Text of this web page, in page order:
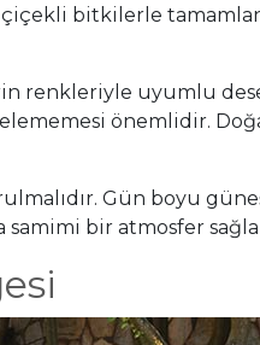
çiçekli bitkilerle
renkleriyle uyumlu
önemlidir.
Gün boyu
samimi bir atmosfer